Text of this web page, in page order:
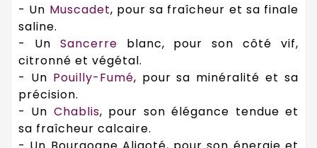
- Un Muscadet, pour sa fraîcheur et sa finale
saline.
- Un Sancerre blanc, pour son côté vif,
citronné et végétal.
- Un Pouilly-Fumé, pour sa minéralité et sa
précision.
- Un Chablis, pour son élégance tendue et
sa fraîcheur calcaire.